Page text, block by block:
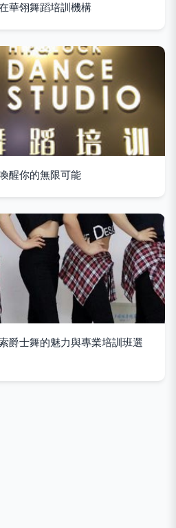
華翎舞蹈培訓機構
醒你的無限可能
爵士舞的魅力與專業培訓班選